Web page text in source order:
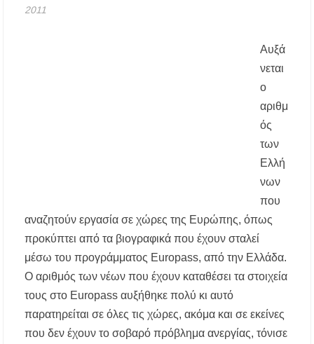
Εγκρίθηκε η λειτουργία τμήματος της Σ.Α.Ε.Κ.
διεκδίκησης του Δήμου Πολυγύρου
Η ΕΥΑΘ επεκτείνεται στη Χαλκιδική – Τι
αλλάζει με τον νέο νόμο για ύδρευση και
αποχέτευση
2011
Αυξά
νεται
ο
αριθμ
ός
των
Ελλή
νων
που
αναζητούν εργασία σε χώρες της Ευρώπης, όπως
προκύπτει από τα βιογραφικά που έχουν σταλεί
μέσω του προγράμματος Europass, από την Ελλάδα.
Ο αριθμός των νέων που έχουν καταθέσει τα στοιχεία
τους στο Europass αυξήθηκε πολύ κι αυτό
παρατηρείται σε όλες τις χώρες, ακόμα και σε εκείνες
που δεν έχουν το σοβαρό πρόβλημα ανεργίας, τόνισε